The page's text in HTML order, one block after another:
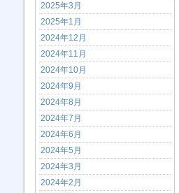
2025年3月
2025年1月
2024年12月
2024年11月
2024年10月
2024年9月
2024年8月
2024年7月
2024年6月
2024年5月
2024年3月
2024年2月